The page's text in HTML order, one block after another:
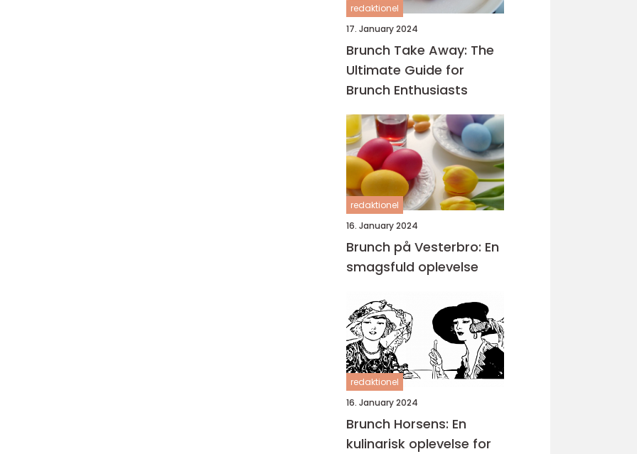
redaktionel
17. January 2024
Brunch Take Away: The
Ultimate Guide for
Brunch Enthusiasts
redaktionel
16. January 2024
Brunch på Vesterbro: En
smagsfuld oplevelse
redaktionel
16. January 2024
Brunch Horsens: En
kulinarisk oplevelse for